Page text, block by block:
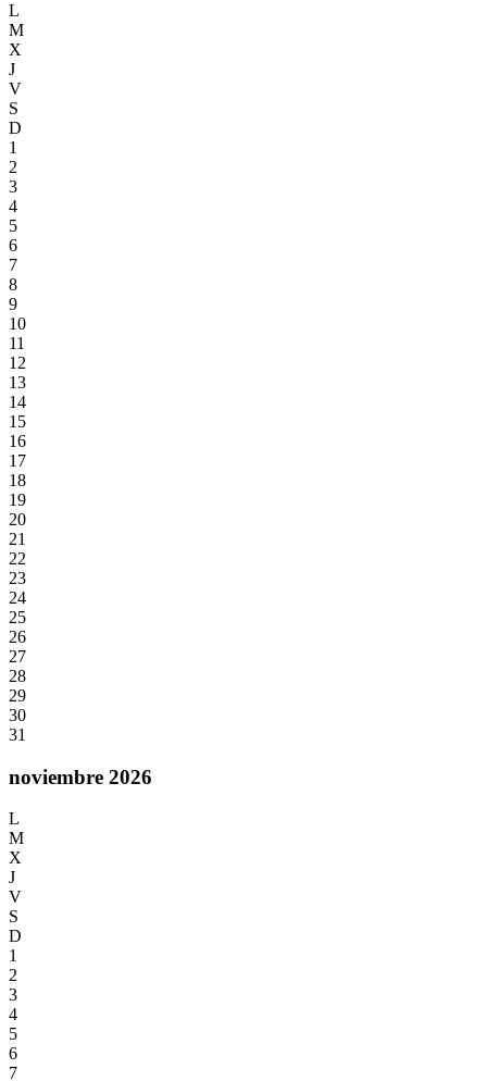
L
M
X
J
V
S
D
1
2
3
4
5
6
7
8
9
10
11
12
13
14
15
16
17
18
19
20
21
22
23
24
25
26
27
28
29
30
31
noviembre 2026
L
M
X
J
V
S
D
1
2
3
4
5
6
7